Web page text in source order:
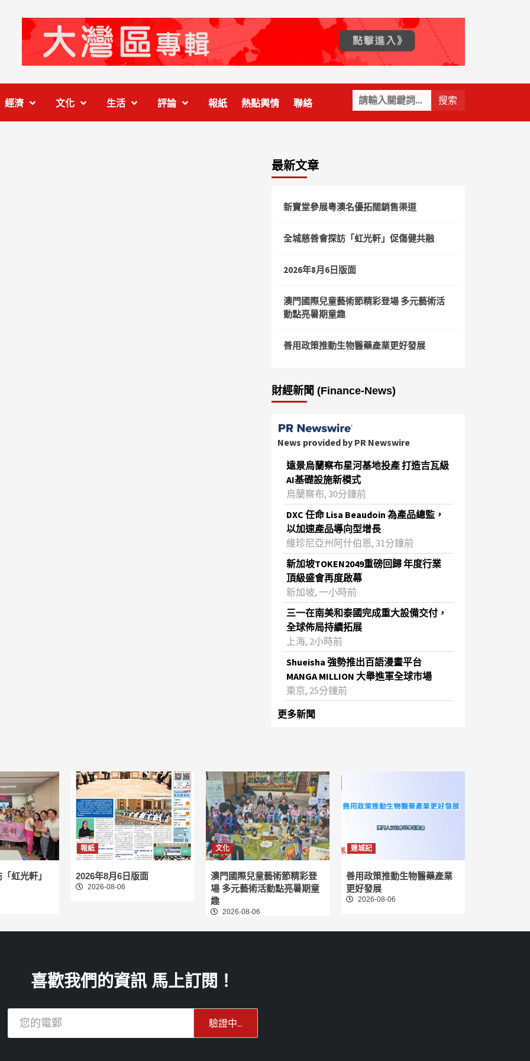
關
鍵
字:
經濟 文化 生活 評論 報紙 熱點輿情 聯絡
最新文章
新寶堂參展粵澳名優拓闊銷售渠道
全城慈善會探訪「虹光軒」促傷健共融
2026年8月6日版面
澳門國際兒童藝術節精彩登場 多元藝術活
動點亮暑期童趣
善用政策推動生物醫藥產業更好發展
財經新聞 (Finance-News)
News provided by PR Newswire
遠景烏蘭察布星河基地投產 打造吉瓦級
AI基礎設施新模式
烏蘭察布, 30分鐘前
DXC 任命 Lisa Beaudoin 為產品總監，
以加速產品導向型增長
維珍尼亞州阿什伯恩, 31分鐘前
新加坡TOKEN2049重磅回歸 年度行業
頂級盛會再度啟幕
新加坡, 一小時前
三一在南美和泰國完成重大設備交付，
全球佈局持續拓展
上海, 2小時前
Shueisha 強勢推出百語漫畫平台
MANGA MILLION 大舉進軍全球市場
東京, 25分鐘前
更多新聞
虹光軒」
報紙
2026年8月6日版面
2026-08-06
文化
澳門國際兒童藝術節精彩登
場 多元藝術活動點亮暑期童
趣
2026-08-06
連城記
善用政策推動生物醫藥產業
更好發展
2026-08-06
喜歡我們的資訊 馬上訂閱！